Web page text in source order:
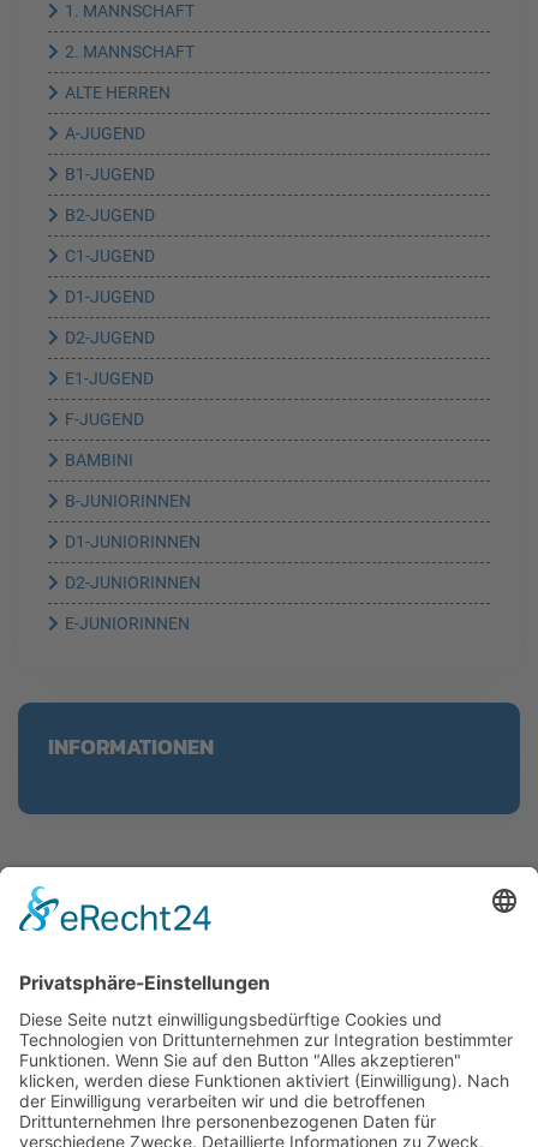
1. MANNSCHAFT
2. MANNSCHAFT
ALTE HERREN
A-JUGEND
B1-JUGEND
B2-JUGEND
C1-JUGEND
D1-JUGEND
D2-JUGEND
E1-JUGEND
F-JUGEND
BAMBINI
B-JUNIORINNEN
D1-JUNIORINNEN
D2-JUNIORINNEN
E-JUNIORINNEN
INFORMATIONEN